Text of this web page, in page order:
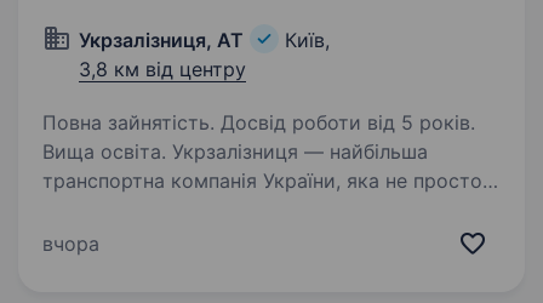
Укрзалізниця, АТ
Київ,
3,8 км від центру
Повна зайнятість. Досвід роботи від 5 років.
Вища освіта. Укрзалізниця — найбільша
транспортна компанія України, яка не просто
покоління лідерів залізничної індустрії. Наші
вчора